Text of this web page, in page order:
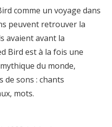
comme un voyage dans
peuvent retrouver la
avaient avant la
Bird est à la fois une
du monde,
de sons : chants
mots.